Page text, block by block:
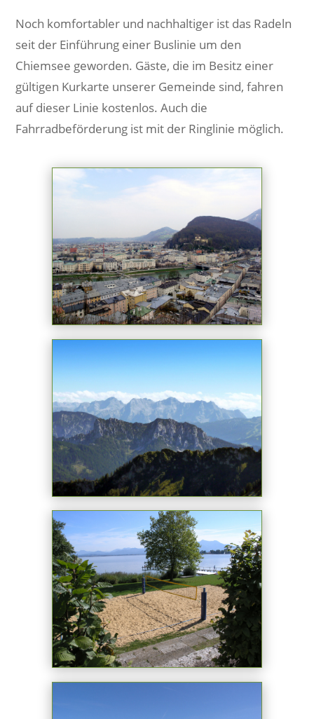
Noch komfortabler und nachhaltiger ist das Radeln
seit der Einführung einer Buslinie um den
Chiemsee geworden. Gäste, die im Besitz einer
gültigen Kurkarte unserer Gemeinde sind, fahren
auf dieser Linie kostenlos. Auch die
Fahrradbeförderung ist mit der Ringlinie möglich.